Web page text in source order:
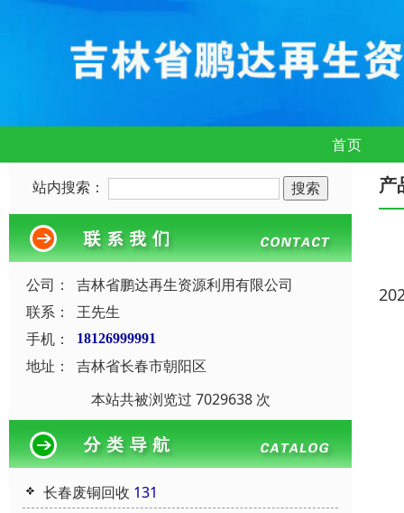
首页
站内搜索：
公司：
吉林省鹏达再生资源利用有限公司
联系：
王先生
手机：
18126999991
地址：
吉林省长春市朝阳区
本站共被浏览过 7029638 次
长春废铜回收 131
产